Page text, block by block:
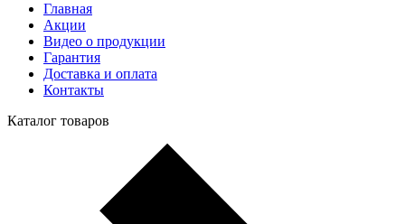
Главная
Акции
Видео о продукции
Гарантия
Доставка и оплата
Контакты
Каталог товаров